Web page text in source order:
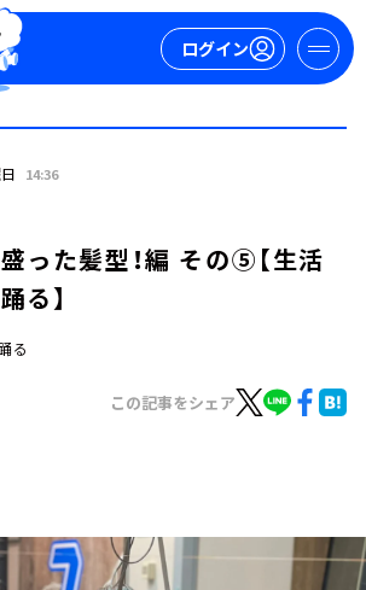
ログイン
ン
ッズ
14:36
った髪型！編 その⑤【生活
る】
る
この記事をシェア